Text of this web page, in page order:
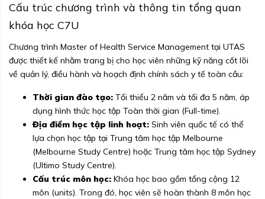
Cấu trúc chương trình và thông tin tổng quan
khóa học C7U
Chương trình Master of Health Service Management tại UTAS
được thiết kế nhằm trang bị cho học viên những kỹ năng cốt lõi
về quản lý, điều hành và hoạch định chính sách y tế toàn cầu:
Thời gian đào tạo: Tối thiểu 2 năm và tối đa 5 năm, áp
dụng hình thức học tập Toàn thời gian (Full-time).
Địa điểm học tập linh hoạt: Sinh viên quốc tế có thể
lựa chọn học tập tại Trung tâm học tập Melbourne
(Melbourne Study Centre) hoặc Trung tâm học tập Sydney
(Ultimo Study Centre).
Cấu trúc môn học: Khóa học bao gồm tổng cộng 12
môn (units). Trong đó, học viên sẽ hoàn thành 8 môn học